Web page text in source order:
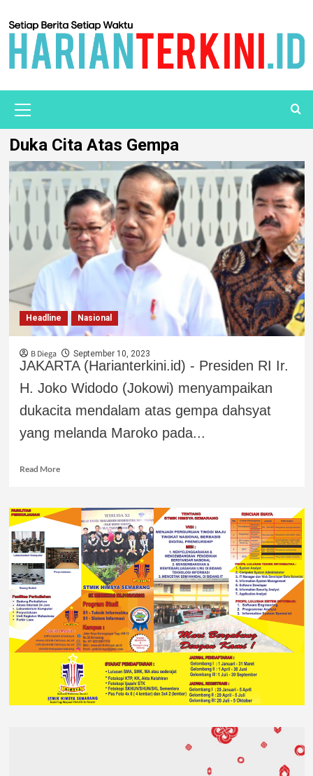
Duka Cita Atas Gempa
Headline Nasional
B Diega September 10, 2023
JAKARTA (Harianterkini.id) - Presiden RI Ir.
H. Joko Widodo (Jokowi) menyampaikan
dukacita mendalam atas gempa dahsyat
yang melanda Maroko pada...
Read More